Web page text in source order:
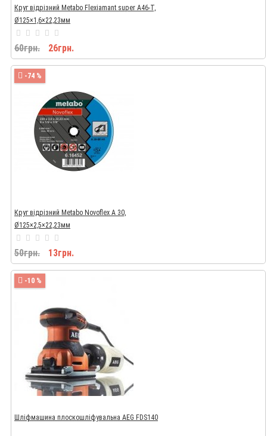
Круг відрізний Metabo Flexiamant super A46-T,
Ø125×1,6×22,23мм
60грн. 26грн.
-74 %
Круг відрізний Metabo Novoflex A 30,
Ø125×2,5×22,23мм
50грн. 13грн.
-10 %
Шліфмашина плоскошліфувальна AEG FDS140